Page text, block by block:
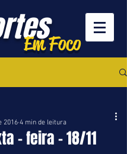
Em Foco
- feira - 18/11
2016 4 min de leitura